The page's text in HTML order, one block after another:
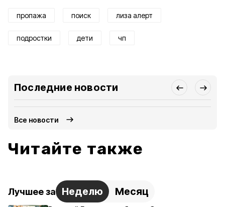
пропажа поиск лиза алерт
подростки дети чп
Последние новости
Все новости
Читайте также
Лучшее за Неделю Месяц